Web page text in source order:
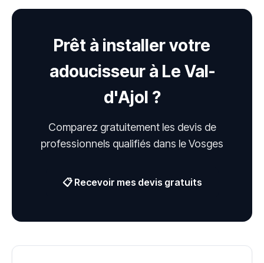
Prêt à installer votre
adoucisseur à Le Val-
d'Ajol ?
Comparez gratuitement les devis de
professionnels qualifiés dans le Vosges
📋 Recevoir mes devis gratuits